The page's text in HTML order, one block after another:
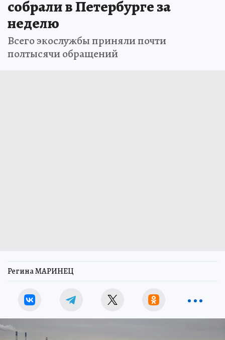
собрали в Петербурге за
неделю
Всего экослужбы приняли почти
полтысячи обращений
Регина МАРИНЕЦ